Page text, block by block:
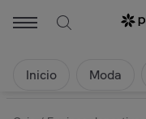
Inicio Moda